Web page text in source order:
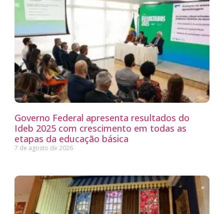
Governo Federal apresenta resultados do
Ideb 2025 com crescimento em todas as
etapas da educação básica
7 de agosto de 2026